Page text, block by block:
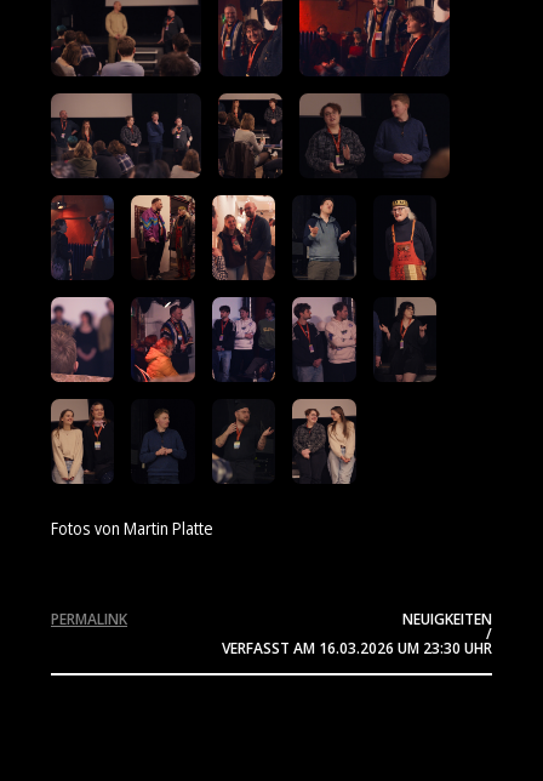
Fotos von Martin Platte
NEUIGKEITEN
/
VERFASST AM 16.03.2026 UM 23:30 UHR
PERMALINK